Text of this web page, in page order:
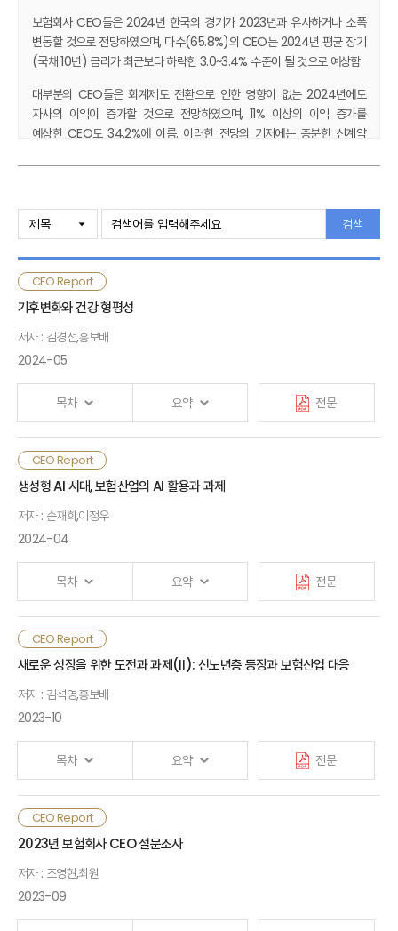
보험회사 CEO들은 2024년 한국의 경기가 2023년과 유사하거나 소폭
변동할 것으로 전망하였으며, 다수(65.8%)의 CEO는 2024년 평균 장기
(국채 10년) 금리가 최근보다 하락한 3.0~3.4% 수준이 될 것으로 예상함
대부분의 CEO들은 회계제도 전환으로 인한 영향이 없는 2024년에도
자사의 이익이 증가할 것으로 전망하였으며, 11% 이상의 이익 증가를
예상한 CEO도 34.2%에 이름. 이러한 전망의 기저에는 충분한 신계약
CEO들은 현재 보험시장의 영업경쟁이 강한 것으로 평가하고 있으며,
GA의 높은 시장지배력과 변화된 회계제도가 영업경쟁에 영향을 준 가장
큰 요인으로 판단함. CEO들은 보험산업이 해결해야 할 과제로 소비자
신뢰 제고, 보험모집 질서 확립, 신사업 확대 순으로 선택함
자산운용의 경우 금리리스크, 신용리스크, 해외자산 비중은 축소하고
유동성 자산 비중은 확대하는 등 리스크를 축소하기 위한 전략에 중점을
둔다는 계획이 주류임. 한편, 과거에 비해 신사업 추진을 우선순위로 한다는
전략으로 꼽는 CEO가 증가함. 과반수의 회사는 해외사업을 추진하거나
확대할 계획을 갖고 있으며, 주로 동남아시아 지역에 관심이 높은 것으로
나타남
회계제도 전환 이후 보험산업 이익이 증가했으나 이익 확보를 위한
영업경쟁은 더욱 치열해졌고, 이에 CEO들은 상품개발과 판매전략에
우선순위를 두고 있지만, 한편으로는 소비자 신뢰제고, 신사업 확대 등을
통해 보험산업이 균형적으로 성장해야 할 필요성에 대해 깊이 인식하고
있는 것으로 보임
Ⅲ. 요약 및 시사점
·부록
검색
CEO Report
기후변화와 건강 형평성
저자 : 김경선,홍보배
2024-05
목차 요약 전문
기후변화는 건강에 악영향을 미칠 뿐만 아니라, 계층별 건강
격차를 심화시킬 수 있다는 점에서
(Right to Health)은 생존의 기초로서 중요한 국민의 기본
권리이므로, 기후변화에 따른 건강 위험에 대응하여 건강
불평등을 완화하고 건강권을 실현하는 것은 국가의 중요한
과제임
건강 형평성은 사회·경제
영향을 받으며, 이러한 요소 중 하나라도 부족하게 되면
취약계층의 건강 위험 및 건강 불평등이 악화될 수 있음.
기후변화는 소외된 지역사회에 불균형적으로 영향을 주는데,
특히 의료 자원에 대한 장
취약계층의 건강 불평등이 심화되는 경향을 보임
우리나라에서도 기후변화에 따른 건강 위험이 취약계층 및
고령 인구 비중이 높은 지역사회에서 불균형적으로 큰 것으로
나타남. 인프라 및 재정·복지 수준이 낮은 지역사회에서 폭염
사망 위험이 높고, 빈곤층과 기반 시설이 부족한 특정 지역이
풍수해 위에 더 취약함. 코로나19와 같은 감염병은
불평등을 심화시키는 것으로 확인됨건강 형평성을 개선하기
위해서 정부는 연구기관, 시민단체, 보험회사 등과 협력하여
중·장기적인 관점에서 정교한 기후 관련 보건정책을 마련할
Ⅰ. 검토배경
Ⅱ. 기후변화에 따른 건강 형평성
Ⅲ. 건강 형평성 제고 방안
· 참고문헌
CEO Report
생성형 AI 시대, 보험산업의 AI 활용과 과제
저자 : 손재희,이정우
2024-04
목차 요약 전문
생성형 AI는 이용자의 요구에 따라 새로운 콘텐츠를 인간과
상호작용이 가능한 형태로 생성하는 등 기존의 AI와 차별화된
기술과 가치를 제공함. 생성형 AI에 대한 관심이 고조되고 있는
환경에서 보험산업 내 AI 활용의 국내·외 사례와 성과를 살펴보고
관련되어 발생하는 이슈들을 점검함
보험업은 산업 내 가치사슬의 효율성 제고와 보험서비스 고도화를
위해 직접 AI를 활용하기도 하고 타 산업의 AI 활용에 따라 새로이
보험회사의 생성형 AI 활용 사례를 살펴본 결과, 보험 가치사슬 내
업무지원, 고객관리, 보험금 청구 및 지급 등에 우선 적용하고
있으며 이를 통해 업무 효율성 및 생산성 제고와 고객가치 향상을
기대하고 있음. 국내의 경우 프로세스 자동화 및 간편심사 등을
중심으로 기존 머신러닝 기반 AI를 사용하고 있으며, 생성형 AI
활용을 통해 적용범위의 확대를 시도 중이나 아직까지는 활용
수준이 초기 단계라고 판단됨
Ⅰ. 검토배경
Ⅱ. 보험산업 내 AI 활용 사례
Ⅲ. AI 활용 관련 주요 이슈
Ⅳ. 시사점
· 참고문헌
CEO Report
새로운 성장을 위한 도전과 과제(Ⅱ): 신노년층 등장과 보험산업 대응
저자 : 김석영,홍보배
2023-10
목차 요약 전문
베이비부머의 고령화로 노인인구가 급증하고, 저출산 현상으로
젊은 층의 인구가 감소하면서 노인을 부양할 여력이 위축될 것으로
미치지 못하여 향후 노인건강 관리와 요양 등의 중요성이 크게
증가할 것으로 보임
Ⅰ. 인구 구조와 노인 부양 여건
Ⅱ. 새로운 노년층과 금융 수요
Ⅲ. 신사업 방향 및 제언
CEO Report
2023년 보험회사 CEO 설문조사
저자 : 조영현,최원
2023-09